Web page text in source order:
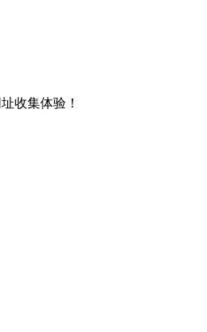
收集体验！